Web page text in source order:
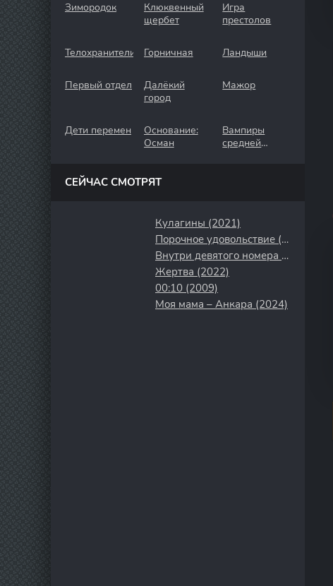
Зимородок
Клюквенный
щербет
Игра
престолов
Телохранители Горничная Ландыши
Первый отдел
Далёкий
город
Мажор
Дети перемен
Основание:
Осман
Вампиры
средней
СЕЙЧАС СМОТРЯТ
Кулагины (2021)
Порочное удовольствие (2020)
Внутри девятого номера (2014)
Жертва (2022)
00:10 (2009)
Моя мама – Анкара (2024)